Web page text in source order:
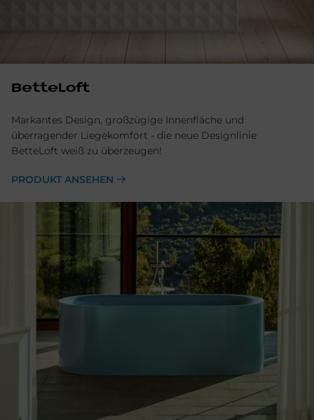
BetteLoft
Markantes Design, großzügige Innenfläche und
überragender Liegekomfort - die neue Designlinie
BetteLoft weiß zu überzeugen!
PRODUKT ANSEHEN